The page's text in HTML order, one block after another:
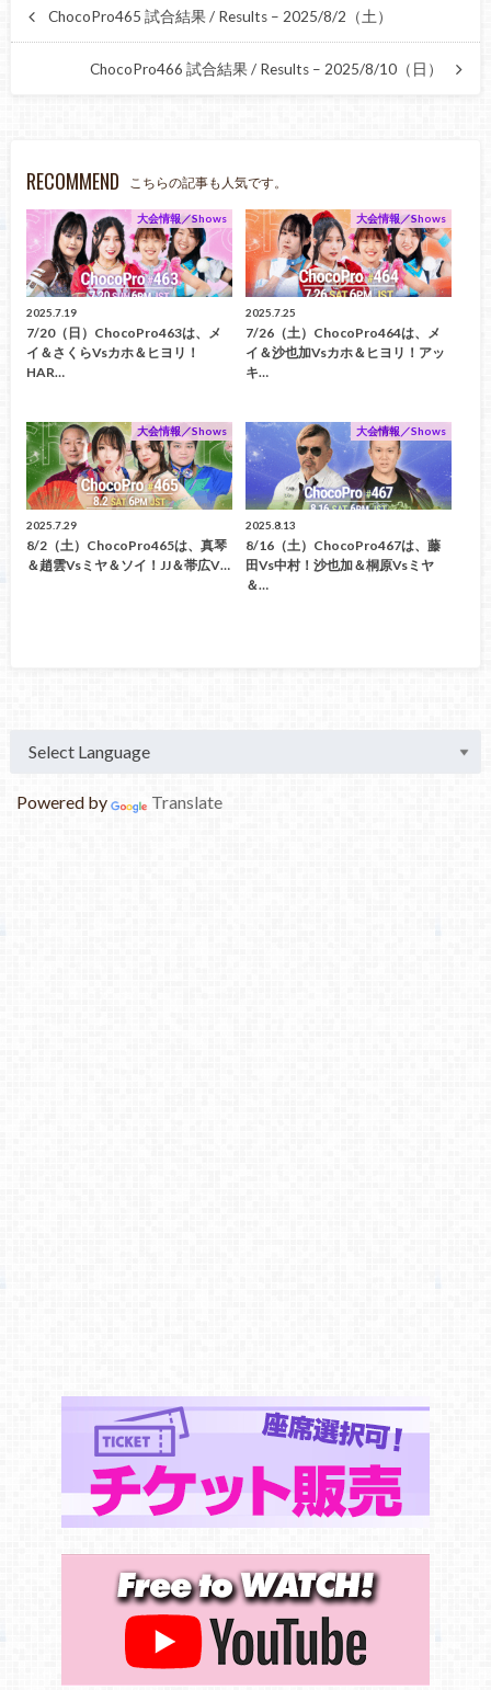
ChocoPro465 試合結果 / Results – 2025/8/2（土）
ChocoPro466 試合結果 / Results – 2025/8/10（日）
RECOMMEND こちらの記事も人気です。
大会情報／Shows
2025.7.19
7/20（日）ChocoPro463は、メ
イ＆さくらvsカホ＆ヒヨリ！
HAR…
大会情報／Shows
2025.7.25
7/26（土）ChocoPro464は、メ
イ＆沙也加vsカホ＆ヒヨリ！アッ
キ…
大会情報／Shows
2025.7.29
8/2（土）ChocoPro465は、真琴
＆趙雲vsミヤ＆ソイ！JJ＆帯広v…
大会情報／Shows
2025.8.13
8/16（土）ChocoPro467は、藤
田vs中村！沙也加＆桐原vsミヤ
＆…
Powered by Translate